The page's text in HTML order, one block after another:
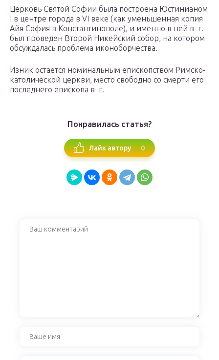
Церковь Святой Софии была построена Юстинианом
I в центре города в VI веке (как уменьшенная копия
Айя София в Константинополе), и именно в ней в г.
был проведен Второй Никейский собор, на котором
обсуждалась проблема иконоборчества.
Изник остается номинальным епископством Римско-
католической церкви, место свободно со смерти его
последнего епископа в г.
Понравилась статья?
Лайк автору 0